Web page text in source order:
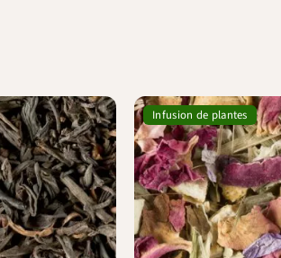
Infusion de plantes